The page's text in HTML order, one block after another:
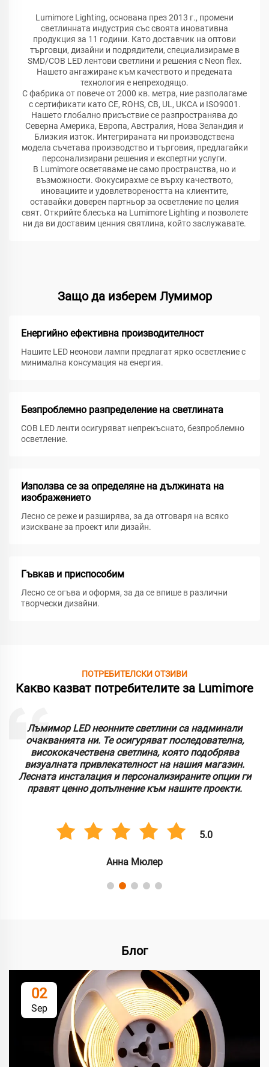
Lumimore Lighting, основана през 2013 г., промени
светлинната индустрия със своята иновативна
продукция за 11 години. Като доставчик на оптови
търговци, дизайни и подрядители, специализираме в
SMD/COB LED лентови светлини и решения с Neon flex.
Нашето ангажиране към качеството и предената
технология е непреходящо.
С фабрика от повече от 2000 кв. метра, ние разполагаме
с сертификати като CE, ROHS, CB, UL, UKCA и ISO9001.
Нашето глобално присъствие се разпространява до
Северна Америка, Европа, Австралия, Нова Зеландия и
Близкия изток. Интегрираната ни производствена
модела съчетава производство и търговия, предлагайки
персонализирани решения и експертни услуги.
В Lumimore осветяваме не само пространства, но и
възможности. Фокусирахме се върху качеството,
иновациите и удовлетвореността на клиентите,
оставайки доверен партньор за осветление по целия
свят. Открийте блесъка на Lumimore Lighting и позволете
ни да ви доставим ценния святлина, който заслужавате.
Защо да изберем Лумимор
Енергийно ефективна производителност
Нашите LED неонови лампи предлагат ярко осветление с
минимална консумация на енергия.
Безпроблемно разпределение на светлината
COB LED ленти осигуряват непрекъснато, безпроблемно
осветление.
Използва се за определяне на дължината на
изображението
Лесно се реже и разширява, за да отговаря на всяко
изискване за проект или дизайн.
Гъвкав и приспособим
Лесно се огъва и оформя, за да се впише в различни
творчески дизайни.
ПОТРЕБИТЕЛСКИ ОТЗИВИ
Какво казват потребителите за Lumimore
Лъмимор LED неонните светлини са надминали
очакванията ни. Те осигуряват последователна,
висококачествена светлина, която подобрява
визуалната привлекателност на нашия магазин.
Лесната инсталация и персонализираните опции ги
правят ценно допълнение към нашите проекти.
5.0
Анна Мюлер
Блог
02
Sep